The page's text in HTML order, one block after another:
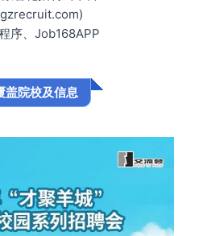
序、Job168APP
盖院校及信息